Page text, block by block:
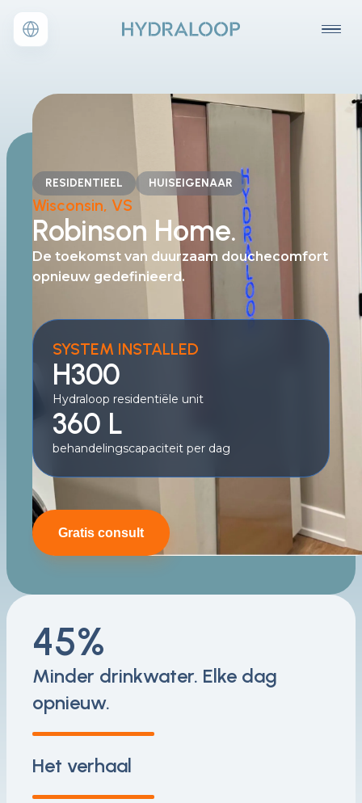
RESIDENTIEEL HUISEIGENAAR
Wisconsin, VS
Robinson Home.
De toekomst van duurzaam douchecomfort
opnieuw gedefinieerd.
SYSTEM INSTALLED
H300
Hydraloop residentiële unit
360 L
behandelingscapaciteit per dag
Gratis consult
45%
Minder drinkwater. Elke dag
opnieuw.
Het verhaal